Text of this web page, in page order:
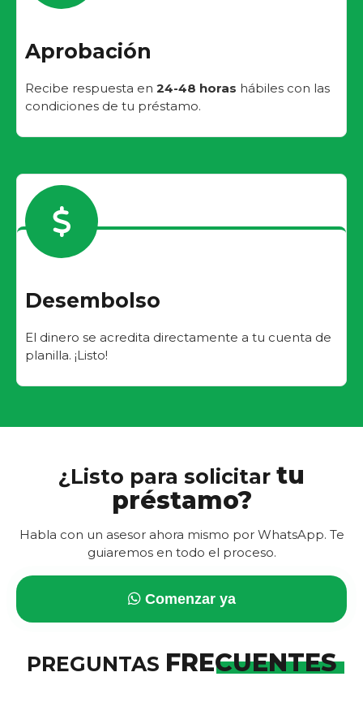
Aprobación
Recibe respuesta en 24-48 horas hábiles con las
condiciones de tu préstamo.
Desembolso
El dinero se acredita directamente a tu cuenta de
planilla. ¡Listo!
¿Listo para solicitar tu
préstamo?
Habla con un asesor ahora mismo por WhatsApp. Te
guiaremos en todo el proceso.
Comenzar ya
PREGUNTAS FRECUENTES